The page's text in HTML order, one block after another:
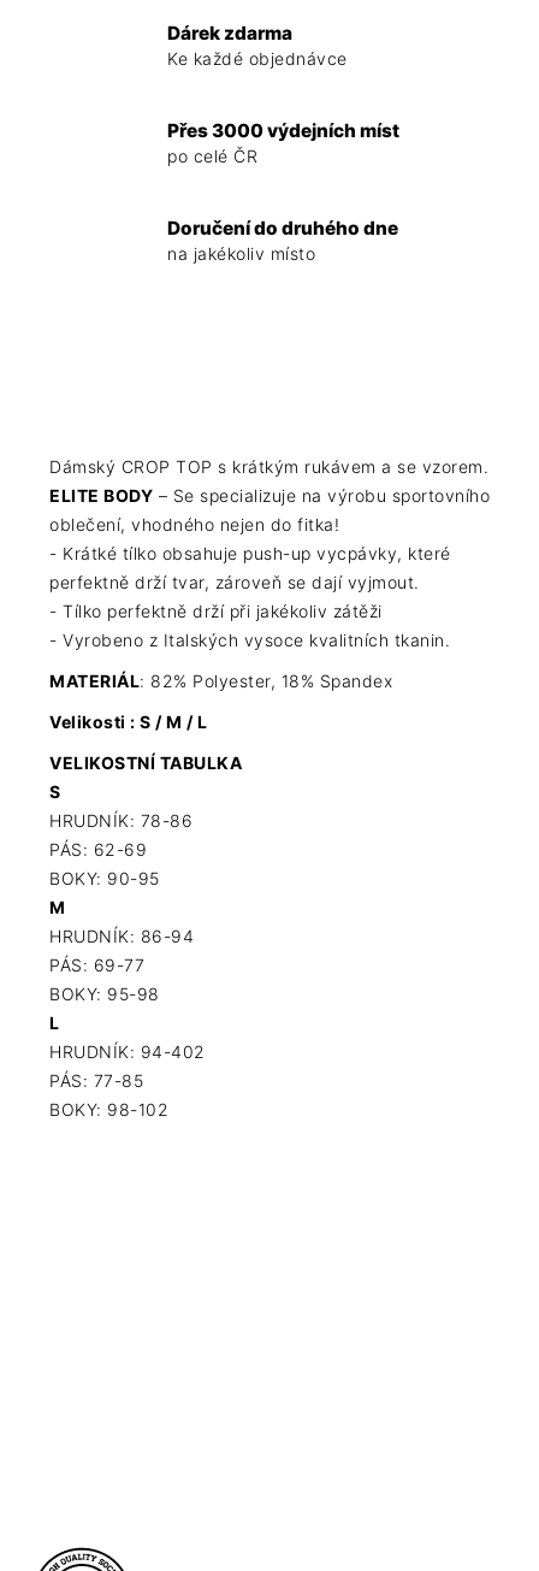
Dárek zdarma
Ke každé objednávce
Přes 3000 výdejních míst
po celé ČR
Doručení do druhého dne
na jakékoliv místo
Dámský CROP TOP s krátkým rukávem a se vzorem.
ELITE BODY – Se specializuje na výrobu sportovního
oblečení, vhodného nejen do fitka!
- Krátké tílko obsahuje push-up vycpávky, které
perfektně drží tvar, zároveň se dají vyjmout.
- Tílko perfektně drží při jakékoliv zátěži
- Vyrobeno z Italských vysoce kvalitních tkanin.
MATERIÁL: 82% Polyester, 18% Spandex
Velikosti : S / M / L
VELIKOSTNÍ TABULKA
S
HRUDNÍK: 78-86
PÁS: 62-69
BOKY: 90-95
M
HRUDNÍK: 86-94
PÁS: 69-77
BOKY: 95-98
L
HRUDNÍK: 94-402
PÁS: 77-85
BOKY: 98-102